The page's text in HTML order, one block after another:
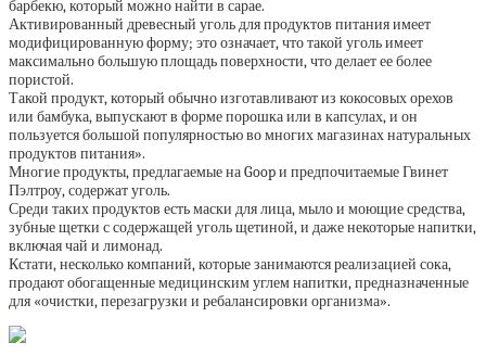
барбекю, который можно найти в сарае.
Активированный древесный уголь для продуктов питания имеет
модифицированную форму; это означает, что такой уголь имеет
максимально большую площадь поверхности, что делает ее более
пористой.
Такой продукт, который обычно изготавливают из кокосовых орехов
или бамбука, выпускают в форме порошка или в капсулах, и он
пользуется большой популярностью во многих магазинах натуральных
продуктов питания».
Многие продукты, предлагаемые на Goop и предпочитаемые Гвинет
Пэлтроу, содержат уголь.
Среди таких продуктов есть маски для лица, мыло и моющие средства,
зубные щетки с содержащей уголь щетиной, и даже некоторые напитки,
включая чай и лимонад.
Кстати, несколько компаний, которые занимаются реализацией сока,
продают обогащенные медицинским углем напитки, предназначенные
для «очистки, перезагрузки и ребалансировки организма».